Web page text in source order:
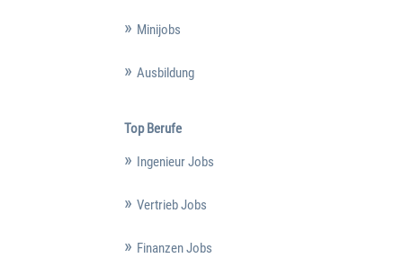
Minijobs
Ausbildung
Top Berufe
Ingenieur Jobs
Vertrieb Jobs
Finanzen Jobs